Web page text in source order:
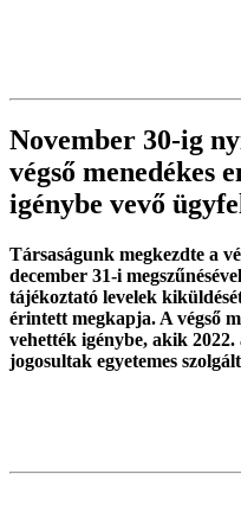
November 30-ig
végső menedékes
igénybe vevő
Társaságunk megkezdte a
december 31-i
tájékoztató levelek
érintett megkapja. A végső
vehették igénybe, akik
jogosultak egyetemes